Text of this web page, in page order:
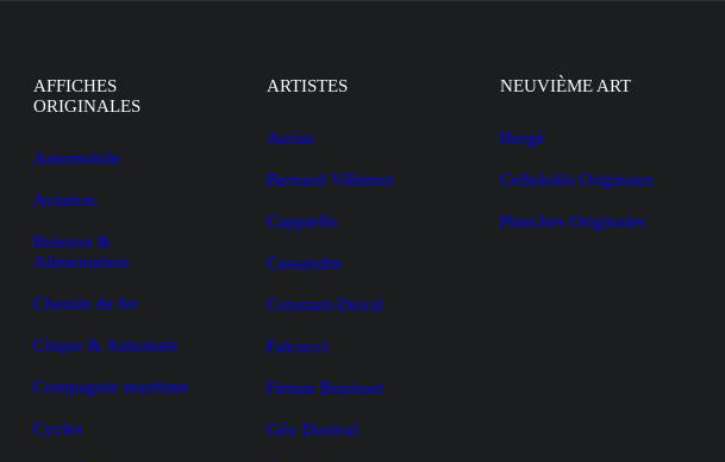
AFFICHES
ORIGINALES
Automobile
Aviation
Boisson &
Alimentation
Chemin de fer
Cirque & Automate
Compagnie maritime
Cycles
ARTISTES
Auriac
Bernard Villemot
Cappiello
Cassandre
Constant-Duval
Falcucci
Firmin Bouisset
Géo Dorival
NEUVIÈME ART
Hergé
Celluloïds Originaux
Planches Originales